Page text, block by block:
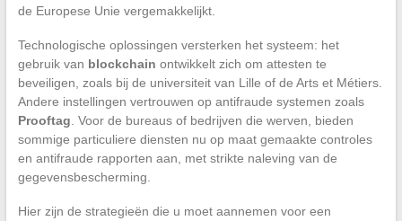
de Europese Unie vergemakkelijkt.
Technologische oplossingen versterken het systeem: het
gebruik van blockchain ontwikkelt zich om attesten te
beveiligen, zoals bij de universiteit van Lille of de Arts et Métiers.
Andere instellingen vertrouwen op antifraude systemen zoals
Prooftag . Voor de bureaus of bedrijven die werven, bieden
sommige particuliere diensten nu op maat gemaakte controles
en antifraude rapporten aan, met strikte naleving van de
gegevensbescherming.
Hier zijn de strategieën die u moet aannemen voor een